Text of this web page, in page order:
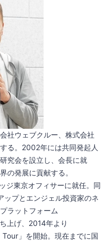
社ウェブクルー、株式会社
る。2002年には共同発起人
究会を設立し、会長に就
の発展に貢献する。
ジ東京オフィサーに就任。同
ップとエンジェル投資家のネ
ラットフォーム
上げ、2014年より
」を開始。現在までに国